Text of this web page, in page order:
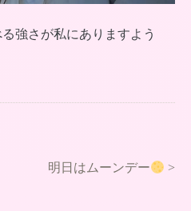
強さが私にありますよう
明日はムーンデー >